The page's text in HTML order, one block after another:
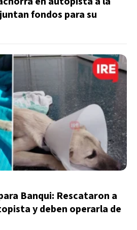
fondos para su
Banqui: Rescataron a
y deben operarla de